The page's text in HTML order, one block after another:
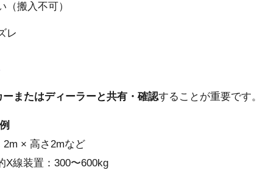
搬入不可）
レ
ーまたはディーラーと共有・確認することが重要です。
例
× 高さ2mなど
X線装置：300〜600kg